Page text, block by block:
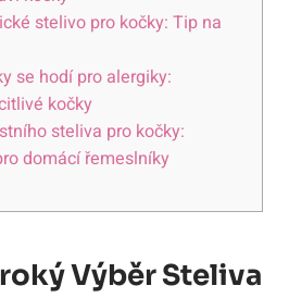
stelivo pro kočky: Tip na
se hodí pro alergiky:
kočky
steliva pro kočky:
domácí řemeslníky
Výběr Steliva